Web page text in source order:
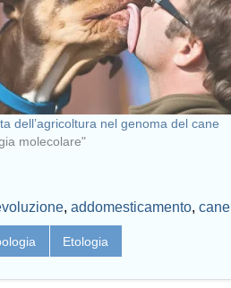
dell’agricoltura nel genoma del cane
molecolare"
, addomesticamento, cane
Etologia